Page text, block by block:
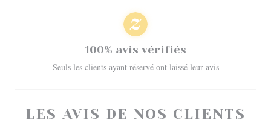
LES AVIS DE NOS CLIENTS
100% avis vérifiés
Seuls les clients ayant réservé ont laissé leur avis